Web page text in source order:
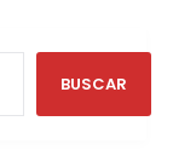
BUSCAR